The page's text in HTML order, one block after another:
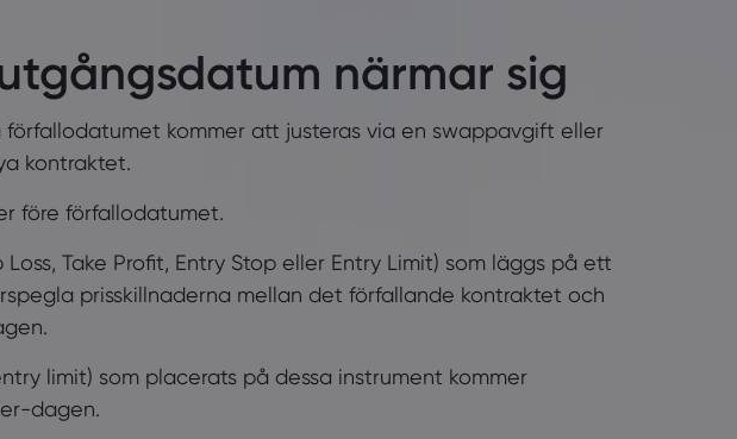
närmar sig
förfallodatumet kommer att justeras via en swappavgift eller
kontraktet.
före förfallodatumet.
Take Profit, Entry Stop eller Entry Limit) som läggs på ett
prisskillnaderna mellan det förfallande kontraktet och
limit) som placerats på dessa instrument kommer
dagen.